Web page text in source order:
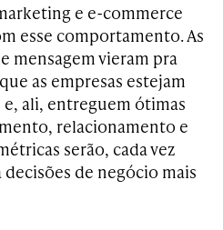
e e-commerce
esse comportamento. As
mensagem vieram pra
as empresas estejam
ali, entreguem ótimas
relacionamento e
serão, cada vez
de negócio mais